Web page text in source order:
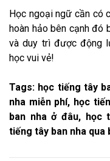
Học ngoại ngữ cần có
hoàn hảo bên cạnh đó
và duy trì được động
học vui vẻ!
Tags: học tiếng tây
nha miễn phí, học
ban nha ở đâu, học
tiếng tây ban nha qua